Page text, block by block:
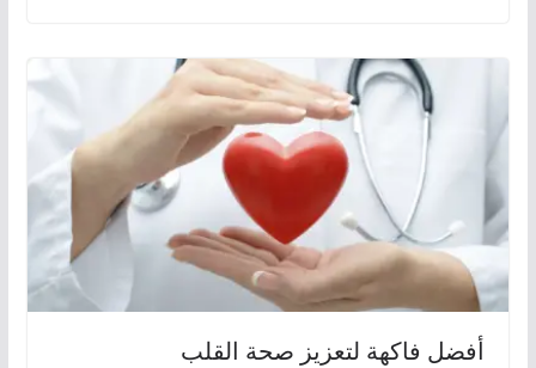
أفضل فاكهة لتعزيز صحة القلب